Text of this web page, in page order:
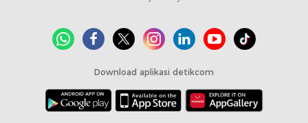
Download aplikasi detikcom